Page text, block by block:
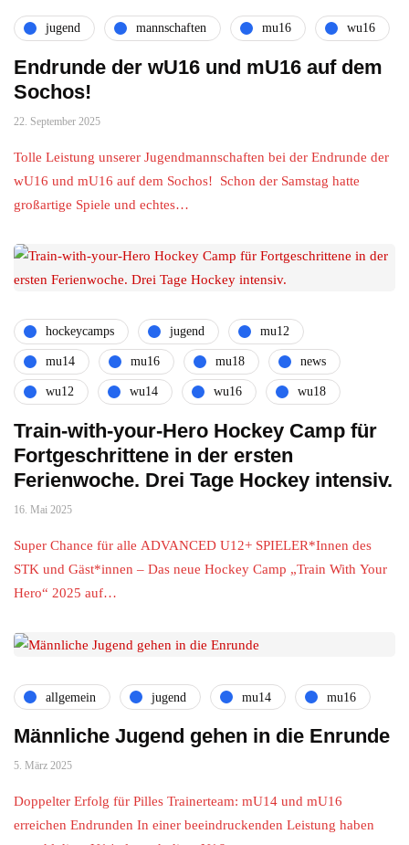
jugend mannschaften mu16 wu16
Endrunde der wU16 und mU16 auf dem
Sochos!
22. September 2025
Tolle Leistung unserer Jugendmannschaften bei der Endrunde der
wU16 und mU16 auf dem Sochos! Schon der Samstag hatte
großartige Spiele und echtes…
hockeycamps jugend mu12
mu14 mu16 mu18 news
wu12 wu14 wu16 wu18
Train-with-your-Hero Hockey Camp für
Fortgeschrittene in der ersten
Ferienwoche. Drei Tage Hockey intensiv.
16. Mai 2025
Super Chance für alle ADVANCED U12+ SPIELER*Innen des
STK und Gäst*innen – Das neue Hockey Camp „Train With Your
Hero“ 2025 auf…
allgemein jugend mu14 mu16
Männliche Jugend gehen in die Enrunde
5. März 2025
Doppelter Erfolg für Pilles Trainerteam: mU14 und mU16
erreichen Endrunden In einer beeindruckenden Leistung haben